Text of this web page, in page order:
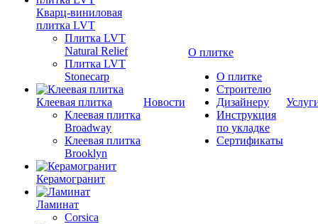
Кварц-виниловая
плитка LVT
Плитка LVT
Natural Relief
Плитка LVT
Stonecarp
Клеевая плитка
Клеевая плитка
Broadway
Клеевая плитка
Brooklyn
Керамогранит
Ламинат
Corsica
Новости
О плитке
О плитке
Строителю
Дизайнеру
Инструкция
по укладке
Сертификаты